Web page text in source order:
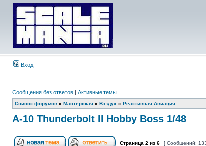
Вход
Сообщения без ответов | Активные темы
Список форумов » Мастерская » Воздух » Реактивная Авиация
A-10 Thunderbolt II Hobby Boss 1/48
Страница 2 из 6 [ Сообщений: